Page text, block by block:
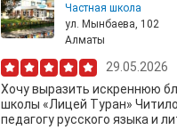
Частная школа
ул. Мынбаева, 102
Алматы
29.05.2026
Хочу выразить искреннюю
школы «Лицей Туран»
педагогу русского языка и